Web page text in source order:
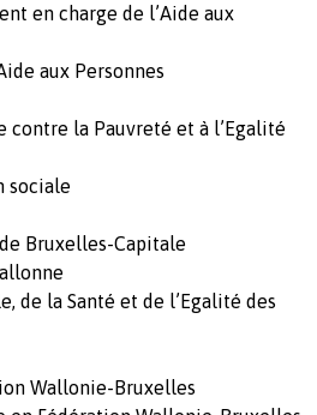
en charge de l’Aide aux
aux Personnes
contre la Pauvreté et à l’Egalité
sociale
Bruxelles-Capitale
de la Santé et de l’Egalité des
Wallonie-Bruxelles